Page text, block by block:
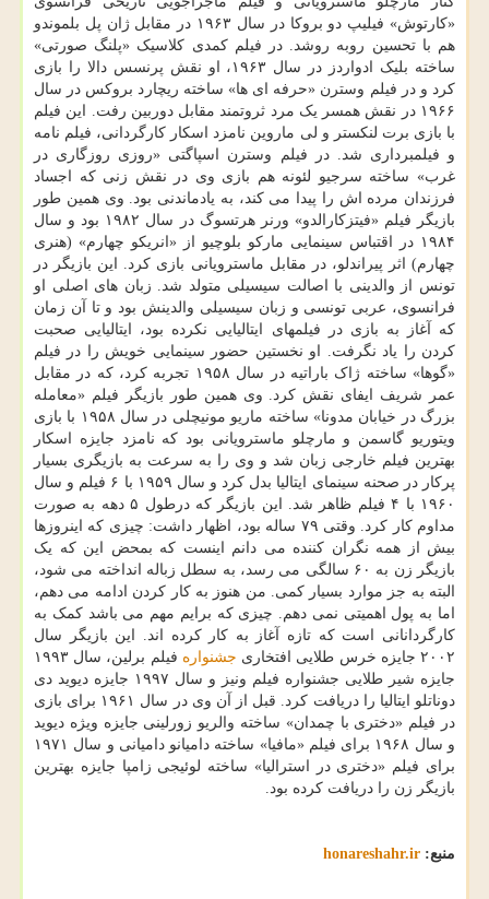
«کارتوش» فیلیپ دو بروکا در سال ۱۹۶۳ در مقابل ژان پل بلموندو
هم با تحسین روبه روشد. در فیلم کمدی کلاسیک «پلنگ صورتی»
ساخته بلیک ادواردز در سال ۱۹۶۳، او نقش پرنسس دالا را بازی
کرد و در فیلم وسترن «حرفه ای ها» ساخته ریچارد بروکس در سال
۱۹۶۶ در نقش همسر یک مرد ثروتمند مقابل دوربین رفت. این فیلم
با بازی برت لنکستر و لی ماروین نامزد اسکار کارگردانی، فیلم نامه
و فیلمبرداری شد. در فیلم وسترن اسپاگتی «روزی روزگاری در
غرب» ساخته سرجیو لئونه هم بازی وی در نقش زنی که اجساد
فرزندان مرده اش را پیدا می کند، به یادماندنی بود. وی همین طور
بازیگر فیلم «فیتزکارالدو» ورنر هرتسوگ در سال ۱۹۸۲ بود و سال
۱۹۸۴ در اقتباس سینمایی مارکو بلوچیو از «انریکو چهارم» (هنری
چهارم) اثر پیراندلو، در مقابل ماسترویانی بازی کرد. این بازیگر در
تونس از والدینی با اصالت سیسیلی متولد شد. زبان های اصلی او
فرانسوی، عربی تونسی و زبان سیسیلی والدینش بود و تا آن زمان
که آغاز به بازی در فیلمهای ایتالیایی نکرده بود، ایتالیایی صحبت
کردن را یاد نگرفت. او نخستین حضور سینمایی خویش را در فیلم
«گوها» ساخته ژاک باراتیه در سال ۱۹۵۸ تجربه کرد، که در مقابل
عمر شریف ایفای نقش کرد. وی همین طور بازیگر فیلم «معامله
بزرگ در خیابان مدونا» ساخته ماریو مونیچلی در سال ۱۹۵۸ با بازی
ویتوریو گاسمن و مارچلو ماسترویانی بود که نامزد جایزه اسکار
بهترین فیلم خارجی زبان شد و وی را به سرعت به بازیگری بسیار
پرکار در صحنه سینمای ایتالیا بدل کرد و سال ۱۹۵۹ با ۶ فیلم و سال
۱۹۶۰ با ۴ فیلم ظاهر شد. این بازیگر که درطول ۵ دهه به صورت
مداوم کار کرد. وقتی ۷۹ ساله بود، اظهار داشت: چیزی که اینروزها
بیش از همه نگران کننده می دانم اینست که بمحض این که یک
بازیگر زن به ۶۰ سالگی می رسد، به سطل زباله انداخته می شود،
البته به جز موارد بسیار کمی. من هنوز به کار کردن ادامه می دهم،
اما به پول اهمیتی نمی دهم. چیزی که برایم مهم می باشد کمک به
کارگردانانی است که تازه آغاز به کار کرده اند. این بازیگر سال
۲۰۰۲ جایزه خرس طلایی افتخاری
جشنواره
فیلم برلین، سال ۱۹۹۳
جایزه شیر طلایی جشنواره فیلم ونیز و سال ۱۹۹۷ جایزه دیوید دی
دوناتلو ایتالیا را دریافت کرد. قبل از آن وی در سال ۱۹۶۱ برای بازی
در فیلم «دختری با چمدان» ساخته والریو زورلینی جایزه ویژه دیوید
و سال ۱۹۶۸ برای فیلم «مافیا» ساخته دامیانو دامیانی و سال ۱۹۷۱
برای فیلم «دختری در استرالیا» ساخته لوئیجی زامپا جایزه بهترین
بازیگر زن را دریافت کرده بود.
منبع: honareshahr.ir